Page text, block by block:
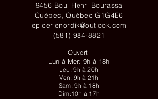
9456 Boul Henri Bourassa
Québec, Québec G1G4E6
epicerienordik@outlook.com
(581) 984-8821
Ouvert
Lun à Mer: 9h à 18h
Jeu: 9h à 20h
Ven: 9h à 21h
Sam: 9h à 18h
Dim:10h à 17h